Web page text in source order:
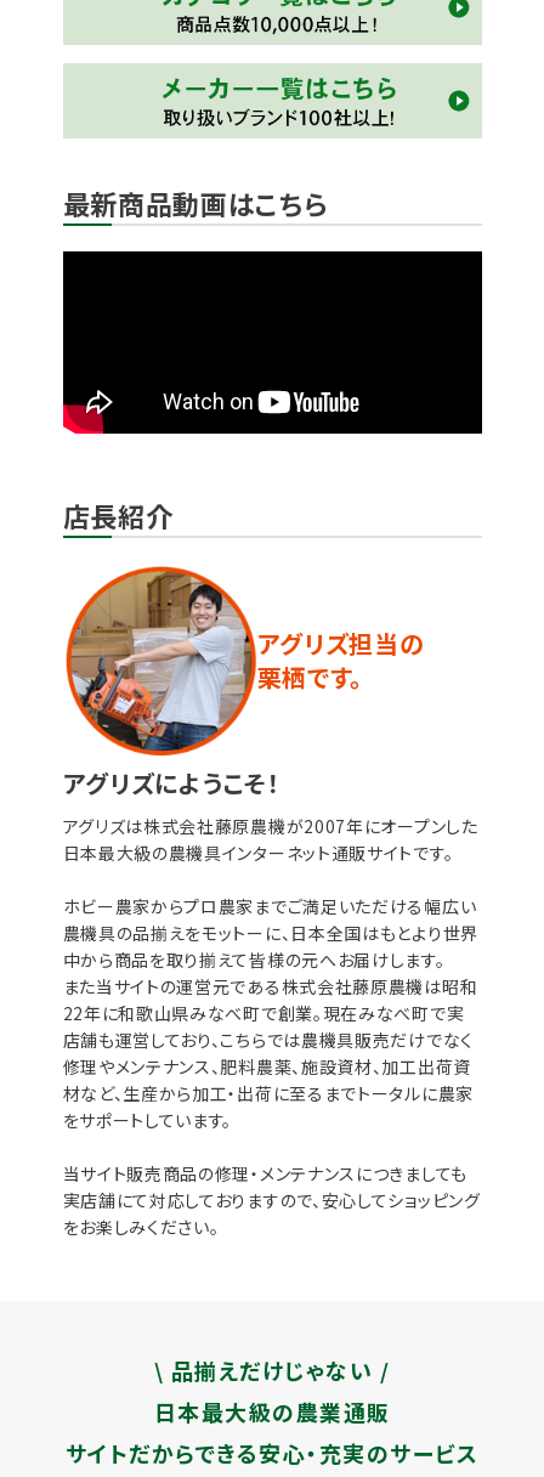
最新商品動画はこちら
店長紹介
アグリズ担当の
栗栖です。
アグリズにようこそ！
アグリズは株式会社藤原農機が2007年にオープンした
日本最大級の農機具インターネット通販サイトです。
ホビー農家からプロ農家までご満足いただける幅広い
農機具の品揃えをモットーに、日本全国はもとより世界
中から商品を取り揃えて皆様の元へお届けします。
また当サイトの運営元である株式会社藤原農機は昭和
22年に和歌山県みなべ町で創業。現在みなべ町で実
店舗も運営しており、こちらでは農機具販売だけでなく
修理やメンテナンス、肥料農薬、施設資材、加工出荷資
材など、生産から加工・出荷に至るまでトータルに農家
をサポートしています。
当サイト販売商品の修理・メンテナンスにつきましても
実店舗にて対応しておりますので、安心してショッピング
をお楽しみください。
\ 品揃えだけじゃない /
日本最大級の農業通販
サイトだからできる安心・充実のサービス